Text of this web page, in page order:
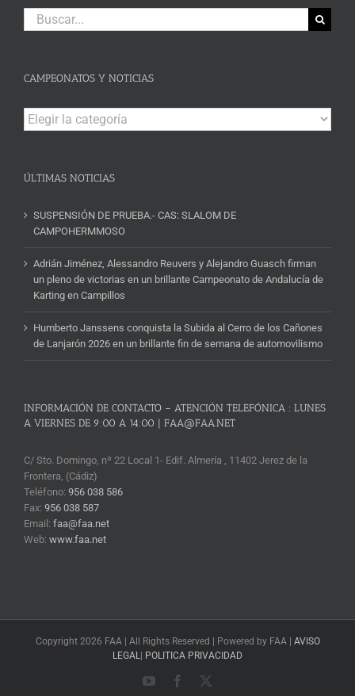
Buscar:
CAMPEONATOS Y NOTICIAS
Campeonatos
y
ÚLTIMAS NOTICIAS
SUSPENSIÓN DE PRUEBA.- CAS: SLALOM DE
CAMPOHERMMOSO
Adrián Jiménez, Alessandro Reuvers y Alejandro Guasch firman
un pleno de victorias en un brillante Campeonato de Andalucía de
Karting en Campillos
Humberto Janssens conquista la Subida al Cerro de los Cañones
de Lanjarón 2026 en un brillante fin de semana de automovilismo
INFORMACIÓN DE CONTACTO – ATENCIÓN TELEFÓNICA : LUNES
A VIERNES DE 9:00 A 14:00 | FAA@FAA.NET
C/ Sto. Domingo, nº 22 Local 1- Edif. Almería , 11402 Jerez de la
Frontera, (Cádiz)
Teléfono: 956 038 586
Fax: 956 038 587
Email: faa@faa.net
Web: www.faa.net
Copyright 2026 FAA | All Rights Reserved | Powered by FAA | AVISO
LEGAL | POLITICA PRIVACIDAD
YouTubeFacebook